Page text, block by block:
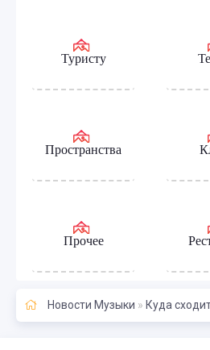
Туристу
Пространства
Прочее
Новости Музыки » Куда